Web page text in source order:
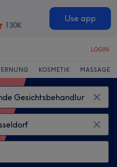
130K
Use app
LOGIN
KOSMETIK MASSAGE